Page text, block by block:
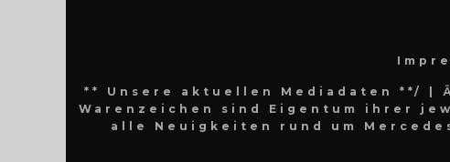
** Unsere aktuellen Mediadaten **/
|
Warenzeichen sind Eigentum ihrer
alle Neuigkeiten rund um